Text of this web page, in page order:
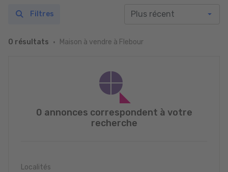
0 résultats Maison à vendre à Flebour
Filtres
0 annonces correspondent à votre
recherche
Localités